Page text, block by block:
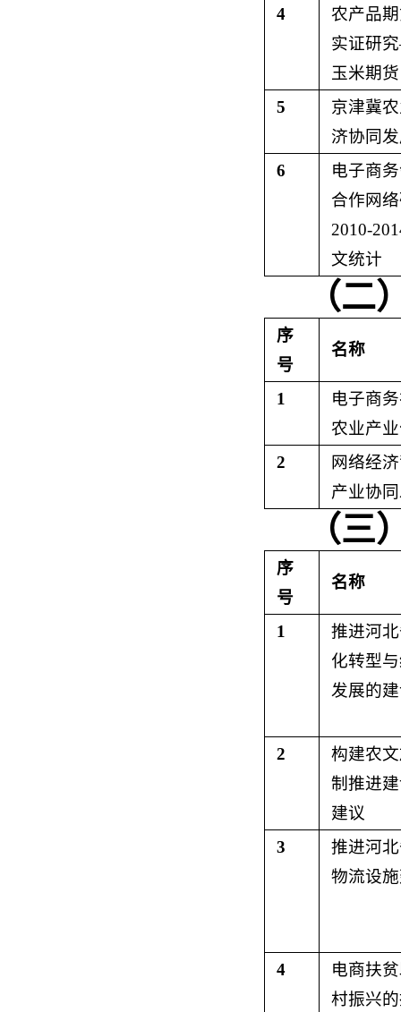
4
农产品
实证研
玉米期
5
京津冀
济协同
6
电子商
合作网
2010-
文统计
（二
序
号
名称
1
电子商
农业产
2
网络经
产业协
（三
序
号
名称
1
推进河
化转型
发展的
2
构建农
制推进
建议
3
推进河
物流设
4
电商扶
村振兴